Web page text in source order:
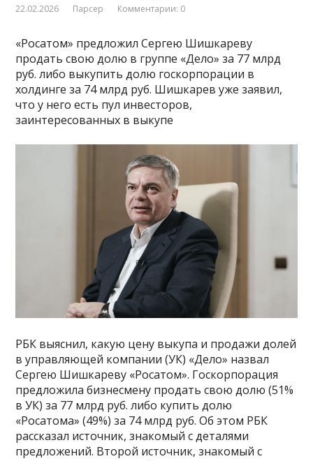
22.02.2026 Парсер Комментарии: 0
«Росатом» предложил Сергею Шишкареву
продать свою долю в группе «Дело» за 77 млрд
руб. либо выкупить долю госкорпорации в
холдинге за 74 млрд руб. Шишкарев уже заявил,
что у него есть пул инвесторов,
заинтересованных в выкупе
РБК выяснил, какую цену выкупа и продажи долей
в управляющей компании (УК) «Дело» назвал
Сергею Шишкареву «Росатом». Госкорпорация
предложила бизнесмену продать свою долю (51%
в УК) за 77 млрд руб. либо купить долю
«Росатома» (49%) за 74 млрд руб. Об этом РБК
рассказал источник, знакомый с деталями
предложений. Второй источник, знакомый с